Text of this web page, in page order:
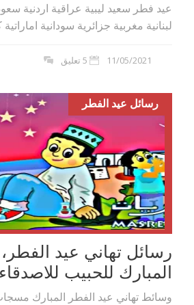
عيد فطر سعيد ليبية عراقية اردنية
لبنانية مغربية جزائرية سودانية اماراتية
11/05/2021 5 تعليق
رسائل عيد الفطر
رسائل تهاني عيد
المبارك للحبيب
وسائط تهاني عيد الفطر المبارك